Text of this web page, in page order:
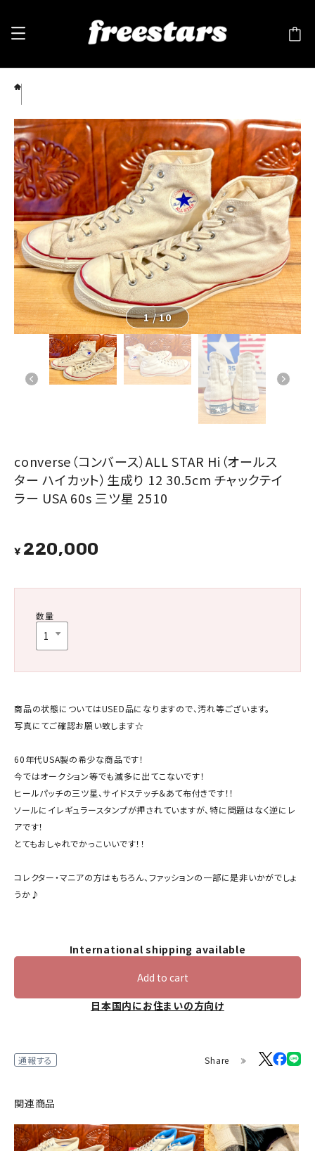
ャックテイラー USA 60s 三ツ星 2510
1/10
converse（コンバース）ALL STAR Hi（オールス
ター ハイカット）生成り 12 30.5cm チャックテイ
ラー USA 60s 三ツ星 2510
¥ 220,000
数量
商品の状態についてはUSED品になりますので、汚れ等ございます。
写真にてご確認お願い致します☆
60年代USA製の希少な商品です！
今ではオークション等でも滅多に出てこないです！
ヒールパッチの三ツ星、サイドステッチ＆あて布付きです！！
ソールにイレギュラースタンプが押されていますが、特に問題はなく逆にレ
アです！
とてもおしゃれでかっこいいです！！
コレクター・マニアの方はもちろん、ファッションの一部に是非いかがでしょ
うか♪
International shipping available
Add to cart
日本国内にお住まいの方向け
通報する Share
関連商品